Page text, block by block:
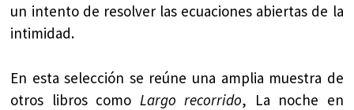
un intento de resolver las ecuaciones abiertas de la
intimidad.
En esta selección se reúne una amplia muestra de
otros libros como Largo recorrido, La noche en